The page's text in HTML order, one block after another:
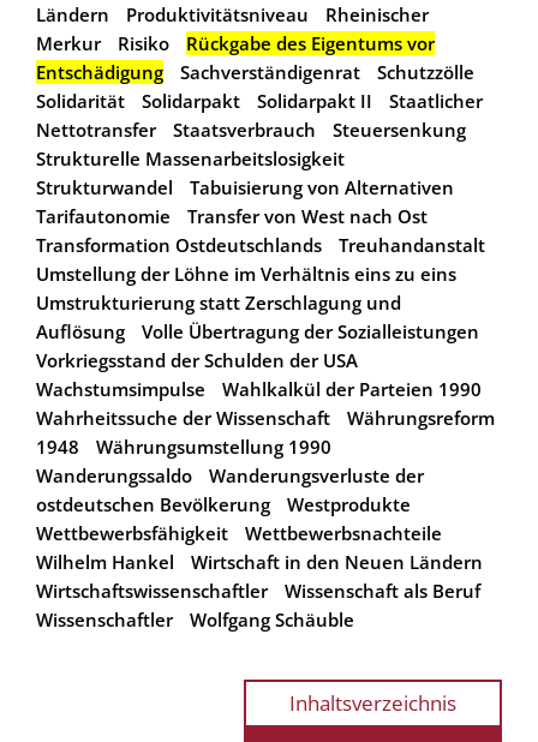
Ländern
Produktivitätsniveau
Rheinischer
Merkur
Risiko
Rückgabe des Eigentums vor
Entschädigung
Sachverständigenrat
Schutzzölle
Solidarität
Solidarpakt Solidarpakt II
Staatlicher
Nettotransfer
Staatsverbrauch
Steuersenkung
Strukturelle Massenarbeitslosigkeit
Strukturwandel
Tabuisierung von Alternativen
Tarifautonomie
Transfer von West nach Ost
Transformation Ostdeutschlands
Treuhandanstalt
Umstellung der Löhne im Verhältnis eins zu eins
Umstrukturierung statt Zerschlagung und
Auflösung
Volle Übertragung der Sozialleistungen
Vorkriegsstand der Schulden der USA
Wachstumsimpulse
Wahlkalkül der Parteien 1990
Wahrheitssuche der Wissenschaft
Währungsreform
1948
Währungsumstellung 1990
Wanderungssaldo
Wanderungsverluste der
ostdeutschen Bevölkerung
Westprodukte
Wettbewerbsfähigkeit
Wettbewerbsnachteile
Wilhelm Hankel
Wirtschaft in den Neuen Ländern
Wirtschaftswissenschaftler
Wissenschaft als Beruf
Wissenschaftler
Wolfgang Schäuble
Inhaltsverzeichnis